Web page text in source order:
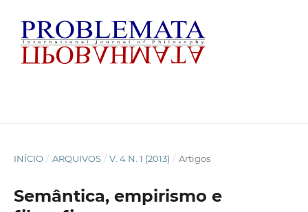
INÍCIO / ARQUIVOS / V. 4 N. 1 (2013) / Artigos
Semântica, empirismo e